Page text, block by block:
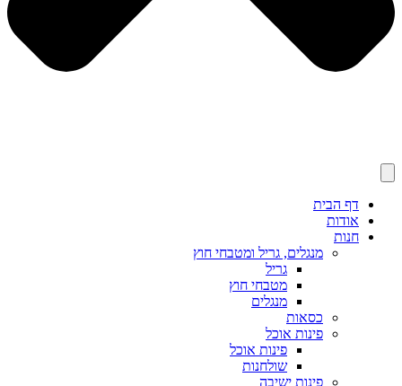
דף הבית
אודות
חנות
מנגלים, גריל ומטבחי חוץ
גריל
מטבחי חוץ
מנגלים
כסאות
פינות אוכל
פינות אוכל
שולחנות
פינות ישיבה